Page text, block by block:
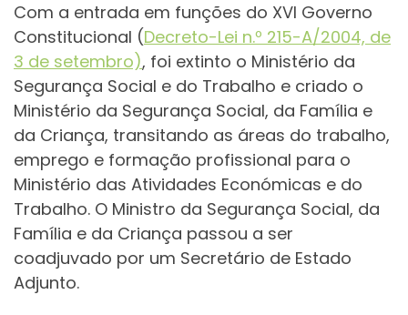
Com a entrada em funções do XVI Governo
Constitucional (Decreto-Lei n.º 215-A/2004, de
3 de setembro), foi extinto o Ministério da
Segurança Social e do Trabalho e criado o
Ministério da Segurança Social, da Família e
da Criança, transitando as áreas do trabalho,
emprego e formação profissional para o
Ministério das Atividades Económicas e do
Trabalho. O Ministro da Segurança Social, da
Família e da Criança passou a ser
coadjuvado por um Secretário de Estado
Adjunto.